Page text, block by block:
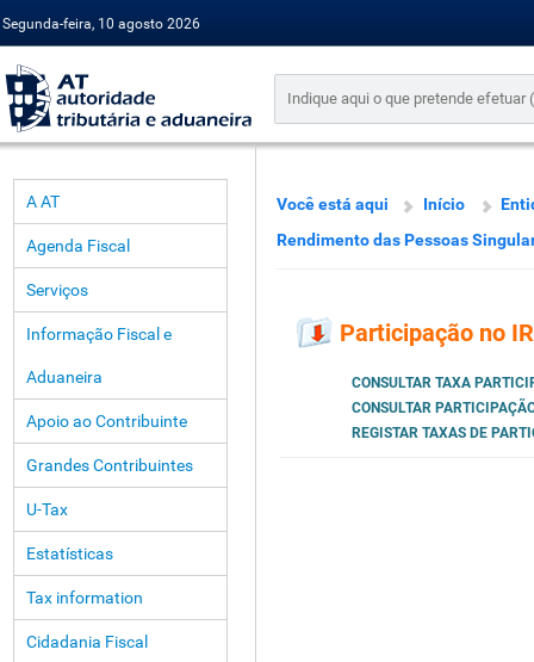
Segunda-feira, 10 agosto 2026
A AT
Agenda Fiscal
Serviços
Informação Fiscal e
Aduaneira
Apoio ao Contribuinte
Grandes Contribuintes
U-Tax
Estatísticas
Tax information
Cidadania Fiscal
Você está aqui Início
Rendimento das Pessoas
Participação no
CONSULTAR TAXA
CONSULTAR
REGISTAR TAXAS DE